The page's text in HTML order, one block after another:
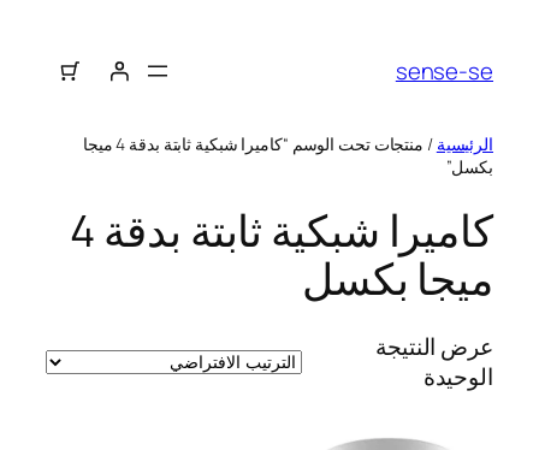
sense-se
الرئيسية
/ منتجات تحت الوسم “كاميرا شبكية ثابتة بدقة 4 ميجا
بكسل”
كاميرا شبكية ثابتة بدقة 4
ميجا بكسل
عرض النتيجة
الوحيدة